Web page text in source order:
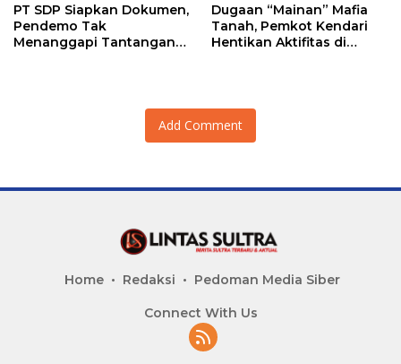
PT SDP Siapkan Dokumen,
Pendemo Tak
Menanggapi Tantangan
Dugaan “Mainan” Mafia
Tanah, Pemkot Kendari
Hentikan Aktifitas di
Add Comment
Home Redaksi Pedoman Media Siber
Connect With Us